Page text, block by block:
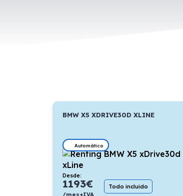
BMW X5 XDRIVE30D XLINE
Automático
Desde:
1193€
/mes+IVA
Todo incluido